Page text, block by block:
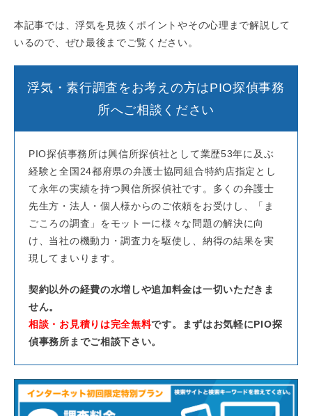
本記事では、浮気を見抜くポイントやその心理まで解説して
いるので、ぜひ最後までご覧ください。
浮気・素行調査をお考えの方はPIO探偵事務
所へご相談ください
PIO探偵事務所は興信所探偵社として業歴53年に及ぶ
経験と全国24都府県の弁護士協同組合特約店指定とし
て永年の実績を持つ興信所探偵社です。多くの弁護士
先生方・法人・個人様からのご依頼をお受けし、「ま
ごころの調査」をモットーに様々な問題の解決に向
け、当社の機動力・調査力を駆使し、納得の結果を実
現してまいります。
契約以外の経費の水増しや追加料金は一切いただきま
せん。
相談・お見積りは完全無料です。まずはお気軽にPIO探
偵事務所までご相談下さい。